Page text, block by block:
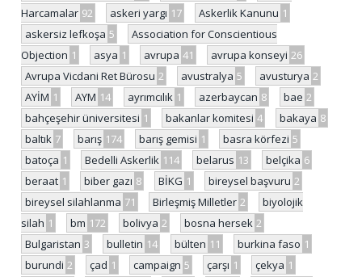
Harcamalar 92 askeri yargı 17 Askerlik Kanunu 1
askersiz lefkoşa 5
Association for Conscientious
Objection 1 asya 1 avrupa 41 avrupa konseyi 26
Avrupa Vicdani Ret Bürosu 2 avustralya 5 avusturya 2
AYİM 1 AYM 14 ayrımcılık 1 azerbaycan 8 bae 2
bahçeşehir üniversitesi 1 bakanlar komitesi 4 bakaya 8
baltık 7 barış 174 barış gemisi 1 basra körfezi 5
batoça 1 Bedelli Askerlik 114 belarus 13 belçika 6
beraat 1 biber gazı 8 BİKG 1 bireysel başvuru 2
bireysel silahlanma 71 Birleşmiş Milletler 2
biyolojik
silah 1 bm 172 bolivya 2 bosna hersek 2
Bulgaristan 3 bulletin 14 bülten 11 burkina faso 1
burundi 2 çad 1 campaign 5 çarşı 1 çekya 1